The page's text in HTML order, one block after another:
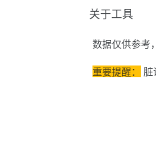
关于工具
数据仅供参考
重要提醒： 脏